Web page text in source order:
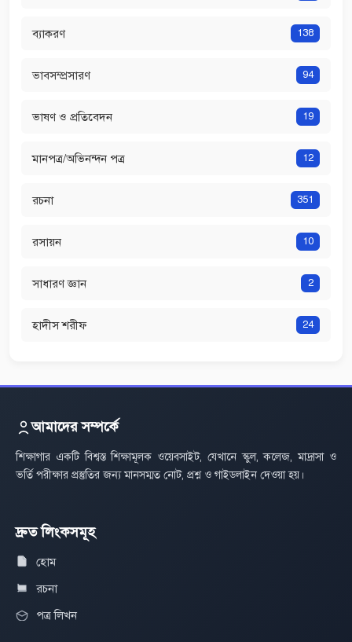
ব্যাকরণ 138
ভাবসম্প্রসারণ 94
ভাষণ ও প্রতিবেদন 19
মানপত্র/অভিনন্দন পত্র 12
রচনা 351
রসায়ন 10
সাধারণ জ্ঞান 2
হাদীস শরীফ 24
আমাদের সম্পর্কে
শিক্ষাগার একটি বিশ্বস্ত শিক্ষামূলক ওয়েবসাইট, যেখানে স্কুল, কলেজ, মাদ্রাসা ও
ভর্তি পরীক্ষার প্রস্তুতির জন্য মানসম্মত নোট, প্রশ্ন ও গাইডলাইন দেওয়া হয়।
দ্রুত লিংকসমূহ
হোম
রচনা
পত্র লিখন